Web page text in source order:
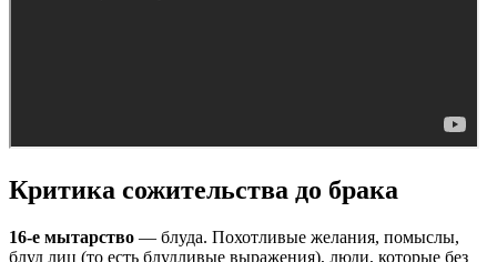
Критика сожительства до брака
16-е мытарство — блуда. Похотливые желания, помыслы,
блуд лиц (то есть блудливые выражения), люди, которые без